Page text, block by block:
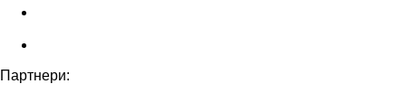
Партнери: